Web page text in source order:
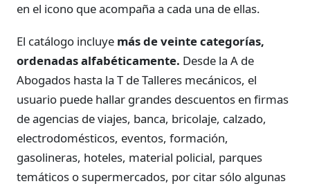
en el icono que acompaña a cada una de ellas.
El catálogo incluye más de veinte categorías,
ordenadas alfabéticamente. Desde la A de
Abogados hasta la T de Talleres mecánicos, el
usuario puede hallar grandes descuentos en firmas
de agencias de viajes, banca, bricolaje, calzado,
electrodomésticos, eventos, formación,
gasolineras, hoteles, material policial, parques
temáticos o supermercados, por citar sólo algunas